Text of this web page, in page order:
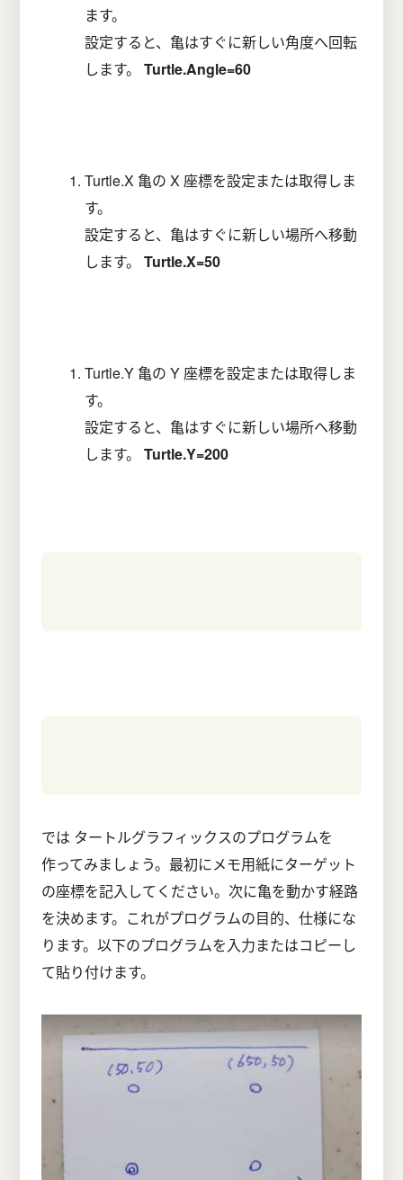
ます。
設定すると、亀はすぐに新しい角度へ回転
します。Turtle.Angle=60
Turtle.X 亀の X 座標を設定または取得しま
す。
設定すると、亀はすぐに新しい場所へ移動
します。Turtle.X=50
Turtle.Y 亀の Y 座標を設定または取得しま
す。
設定すると、亀はすぐに新しい場所へ移動
します。Turtle.Y=200
では タートルグラフィックスのプログラムを
作ってみましょう。最初にメモ用紙にターゲット
の座標を記入してください。次に亀を動かす経路
を決めます。これがプログラムの目的、仕様にな
ります。以下のプログラムを入力またはコピーし
て貼り付けます。